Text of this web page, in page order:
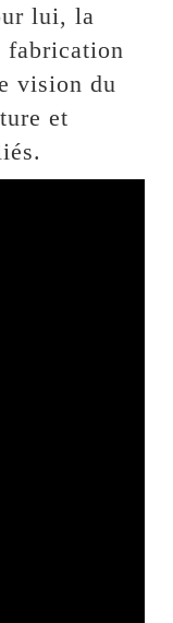
lui, la
fabrication
vision du
et